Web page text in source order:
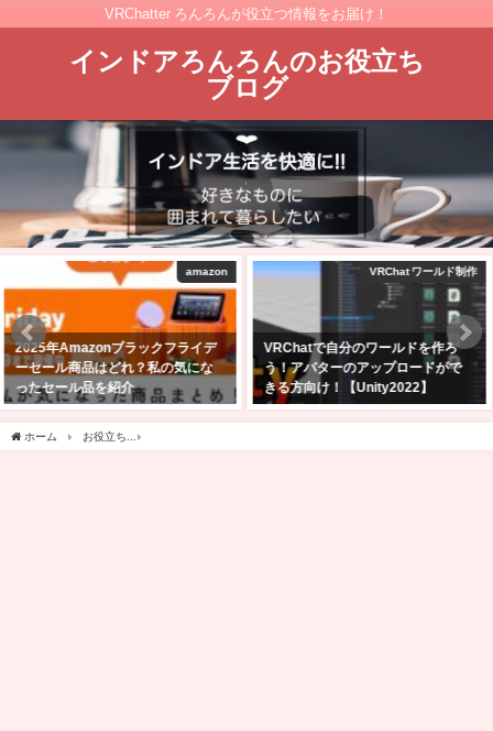
VRChatter ろんろんが役立つ情報をお届け！
インドアろんろんのお役立ち
ブログ
VRChat ワールド制作
VRChatで自分のワールドを作ろ
う！アバターのアップロードがで
きる方向け！【Unity2022】
VRChat景観
Quest単体でも大丈夫！VRChatを
始めたら行ってほしい日本人と会
えるワールド5選！
ホーム お役立ち